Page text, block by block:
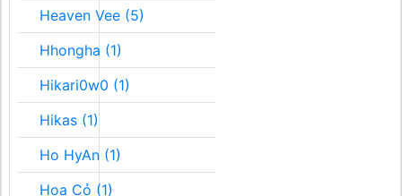
Heaven Vee (5)
Hhongha (1)
Hikari0w0 (1)
Hikas (1)
Ho HyAn (1)
Hoa Cỏ (1)